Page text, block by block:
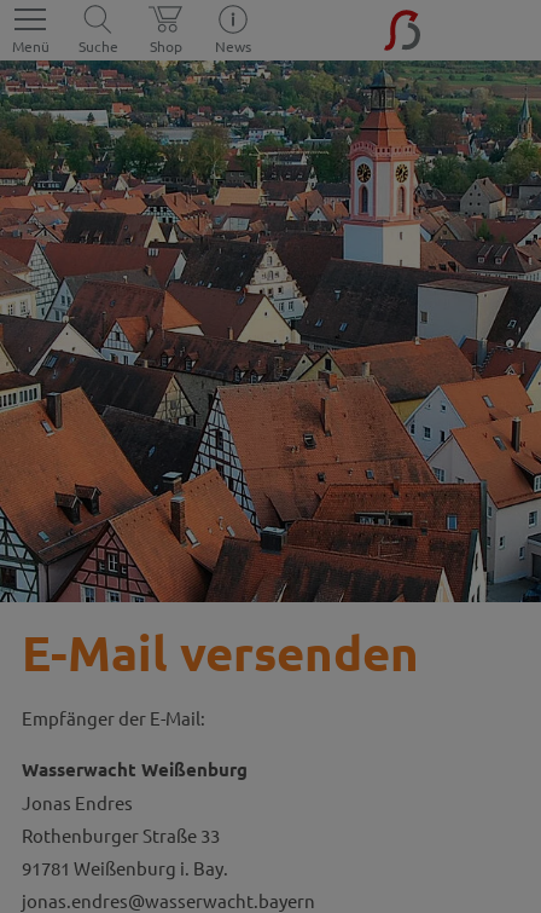
Menü Suche Shop News
E-Mail versenden
Empfänger der E-Mail:
Wasserwacht Weißenburg
Jonas Endres
Rothenburger Straße 33
91781 Weißenburg i. Bay.
jonas.endres@wasserwacht.bayern